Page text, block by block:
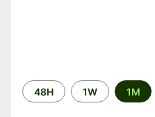
Time
period
48H 1W 1M